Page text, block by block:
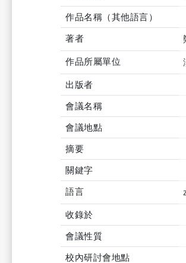
作品名稱（其他語言）
著者
作品所屬單位
出版者
會議名稱
會議地點
摘要
關鍵字
語言
收錄於
會議性質
校內研討會地點